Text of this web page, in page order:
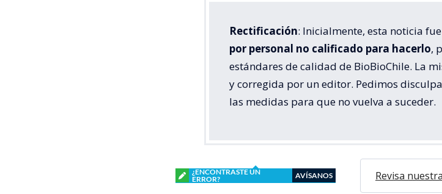
Rectificación: Inicialmente, esta noticia
por personal no calificado para hacerlo,
estándares de calidad de BioBioChile. La
y corregida por un editor. Pedimos
las medidas para que no vuelva a suceder.
¿ENCONTRASTE UN
ERROR?
AVÍSANOS Revisa